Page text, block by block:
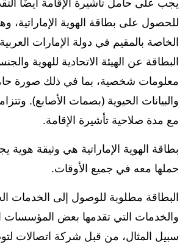
للحصول على بطاقة الهوية الإماراتية،
الخاصة بالمقيم في دولة الإمارات
البطاقة عن الهيئة الاتحادية للهوية
معلومات شخصية، بما في ذلك صورة
والبيانات الحيوية (بصمات الأصابع).
مع مدة صلاحية تأشيرة الإقامة.
بطاقة الهوية الإماراتية هي وثيقة
حملها معه في جميع الأوقات.
البطاقة مطلوبة للوصول إلى الخدمات
والخدمات التي تقدمها بعض المؤسسات
سبيل المثال، من قبل شركة اتصالات